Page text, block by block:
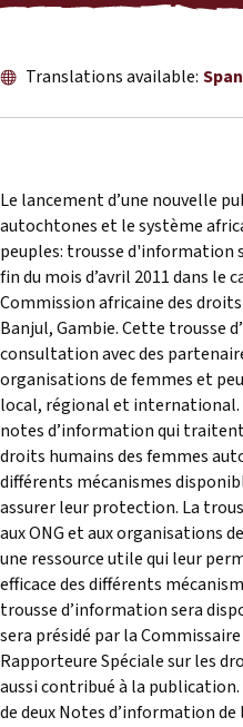
Translations available:
Le lancement d’une nouvelle
autochtones et le système
peuples: trousse d'information
fin du mois d’avril 2011 dans le
Commission africaine des
Banjul, Gambie. Cette trousse
consultation avec des
organisations de femmes et
local, régional et international.
notes d’information qui
droits humains des femmes
différents mécanismes
assurer leur protection. La
aux ONG et aux organisations
une ressource utile qui leur
efficace des différents
trousse d’information sera
sera présidé par la
Rapporteure Spéciale sur les
aussi contribué à la publication.
de deux Notes d’information de